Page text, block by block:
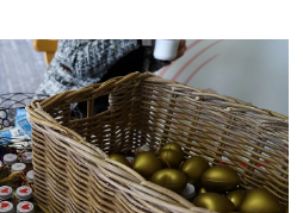
Pressestelle Landratsamt Mühldorf a. Inn